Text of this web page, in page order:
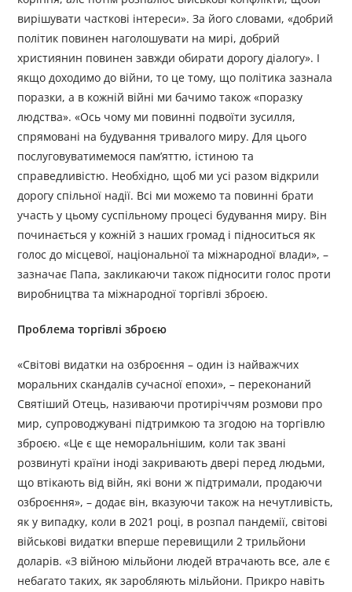
вирішувати часткові інтереси». За його словами, «добрий
політик повинен наголошувати на мирі, добрий
християнин повинен завжди обирати дорогу діалогу». І
якщо доходимо до війни, то це тому, що політика зазнала
поразки, а в кожній війні ми бачимо також «поразку
людства». «Ось чому ми повинні подвоїти зусилля,
спрямовані на будування тривалого миру. Для цього
послуговуватимемося пам’яттю, істиною та
справедливістю. Необхідно, щоб ми усі разом відкрили
дорогу спільної надії. Всі ми можемо та повинні брати
участь у цьому суспільному процесі будування миру. Він
починається у кожній з наших громад і підноситься як
голос до місцевої, національної та міжнародної влади», –
зазначає Папа, закликаючи також підносити голос проти
виробництва та міжнародної торгівлі зброєю.
Проблема торгівлі зброєю
«Світові видатки на озброєння – один із найважчих
моральних скандалів сучасної епохи», – переконаний
Святіший Отець, називаючи протиріччям розмови про
мир, супроводжувані підтримкою та згодою на торгівлю
зброєю. «Це є ще неморальнішим, коли так звані
розвинуті країни іноді закривають двері перед людьми,
що втікають від війн, які вони ж підтримали, продаючи
озброєння», – додає він, вказуючи також на нечутливість,
як у випадку, коли в 2021 році, в розпал пандемії, світові
військові видатки вперше перевищили 2 трильйони
доларів. «З війною мільйони людей втрачають все, але є
небагато таких, як заробляють мільйони. Прикро навіть